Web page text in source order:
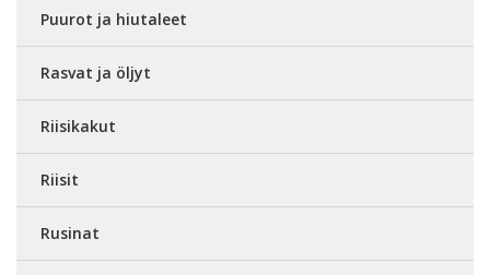
Puurot ja hiutaleet
Rasvat ja öljyt
Riisikakut
Riisit
Rusinat